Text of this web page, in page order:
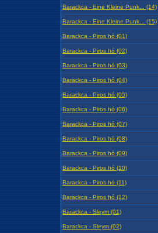
Barackca - Eine Kleine Punk... (14)
Barackca - Eine Kleine Punk... (15)
Barackca - Piros hó (01)
Barackca - Piros hó (02)
Barackca - Piros hó (03)
Barackca - Piros hó (04)
Barackca - Piros hó (05)
Barackca - Piros hó (06)
Barackca - Piros hó (07)
Barackca - Piros hó (08)
Barackca - Piros hó (09)
Barackca - Piros hó (10)
Barackca - Piros hó (11)
Barackca - Piros hó (12)
Barackca - Sleym (01)
Barackca - Sleym (02)